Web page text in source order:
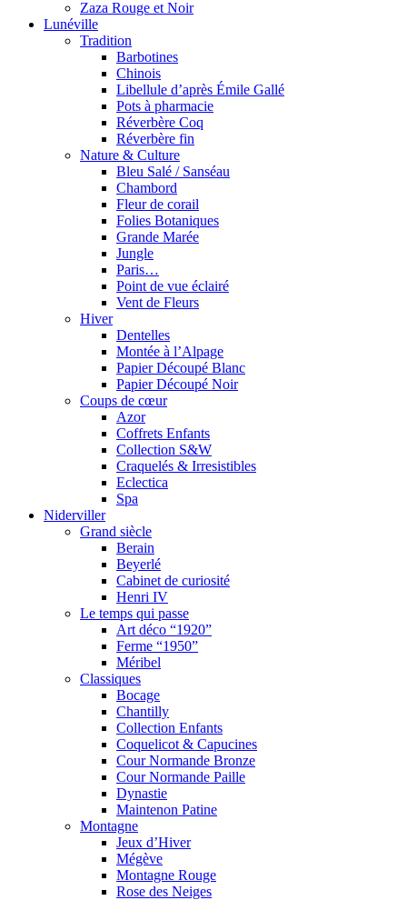
Zaza Rouge et Noir
Lunéville
Tradition
Barbotines
Chinois
Libellule d’après Émile Gallé
Pots à pharmacie
Réverbère Coq
Réverbère fin
Nature & Culture
Bleu Salé / Sanséau
Chambord
Fleur de corail
Folies Botaniques
Grande Marée
Jungle
Paris…
Point de vue éclairé
Vent de Fleurs
Hiver
Dentelles
Montée à l’Alpage
Papier Découpé Blanc
Papier Découpé Noir
Coups de cœur
Azor
Coffrets Enfants
Collection S&W
Craquelés & Irresistibles
Eclectica
Spa
Niderviller
Grand siècle
Berain
Beyerlé
Cabinet de curiosité
Henri IV
Le temps qui passe
Art déco “1920”
Ferme “1950”
Méribel
Classiques
Bocage
Chantilly
Collection Enfants
Coquelicot & Capucines
Cour Normande Bronze
Cour Normande Paille
Dynastie
Maintenon Patine
Montagne
Jeux d’Hiver
Mégève
Montagne Rouge
Rose des Neiges